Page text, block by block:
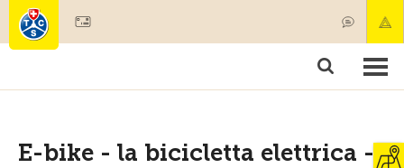
Prodotti & Servizi
E-bike - la bicicletta elettrica -